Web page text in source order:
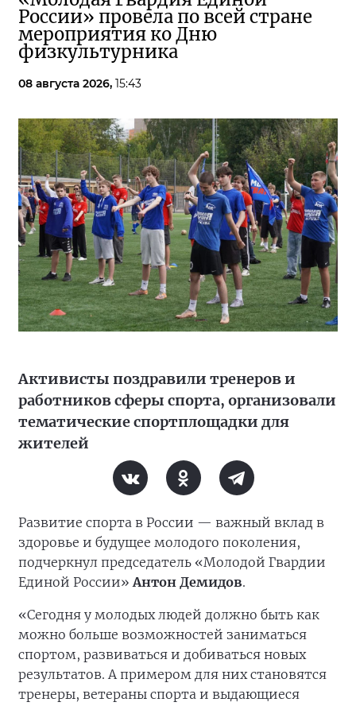
России» провела по всей стране
мероприятия ко Дню
физкультурника
08 августа 2026, 15:43
Активисты поздравили тренеров и
работников сферы спорта, организовали
тематические спортплощадки для
жителей
Развитие спорта в России — важный вклад в
здоровье и будущее молодого поколения,
подчеркнул председатель «Молодой Гвардии
Единой России»Антон Демидов.
«Сегодня у молодых людей должно быть как
можно больше возможностей заниматься
спортом, развиваться и добиваться новых
результатов. А примером для них становятся
тренеры, ветераны спорта и выдающиеся